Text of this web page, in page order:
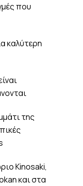
που
καλύτερη
της
Kinosaki,
και στα